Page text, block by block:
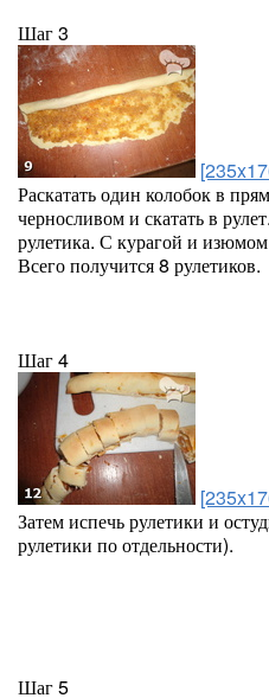
Шаг 3
Раскатать один колобок в
черносливом и скатать в
рулетика. С курагой и изюмом
Всего получится 8 рулетиков.
Шаг 4
Затем испечь рулетики и
рулетики по отдельности).
Шаг 5